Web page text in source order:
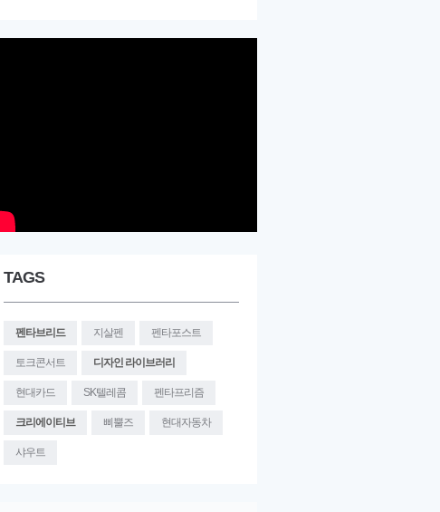
TAGS
펜타브리드 지살펜 펜타포스트
토크콘서트 디자인 라이브러리
현대카드 SK텔레콤 펜타프리즘
크리에이티브 삐뿔즈 현대자동차
샤우트